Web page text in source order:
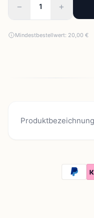
− +
Mindestbestellwert: 20,00 €